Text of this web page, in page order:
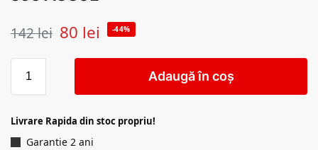
142lei 80 lei -44%
Adaugă în coș
Livrare Rapida din stoc propriu!
Garantie 2 ani